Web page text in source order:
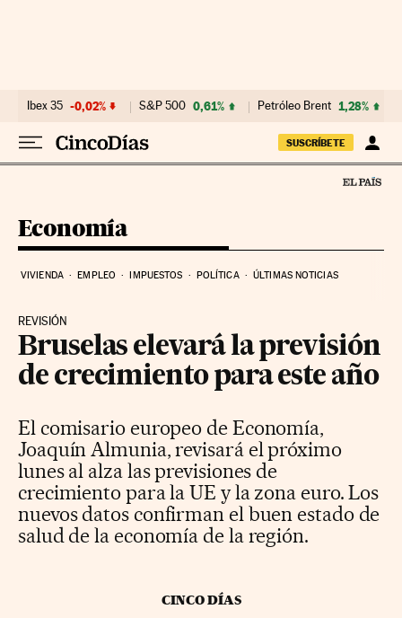
Ibex 35 -0,02% S&P 500 0,61% Petróleo Brent 1,28%
SUSCRÍBETE
Economía
VIVIENDA EMPLEO IMPUESTOS POLÍTICA ÚLTIMAS NOTICIAS
REVISIÓN
Bruselas elevará la previsión
de crecimiento para este año
El comisario europeo de Economía,
Joaquín Almunia, revisará el próximo
lunes al alza las previsiones de
crecimiento para la UE y la zona euro. Los
nuevos datos confirman el buen estado de
salud de la economía de la región.
CINCO DÍAS